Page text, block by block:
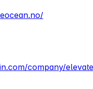
company/